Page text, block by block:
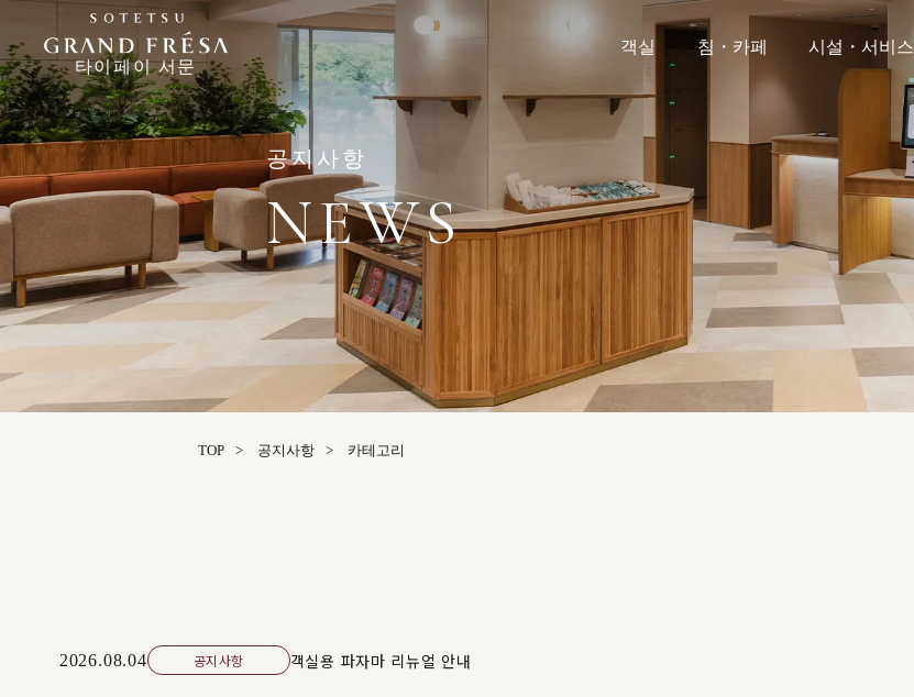
타이페이 서문
객실 침・카페 시설・서비스
공지사항
NEWS
TOP 공지사항 카테고리
2026.08.04 공지사항 객실용 파자마 리뉴얼 안내